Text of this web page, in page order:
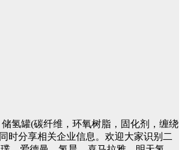
氢罐(碳纤维，环氧树脂，固化剂，缠绕
时分享相关企业信息。欢迎大家识别二